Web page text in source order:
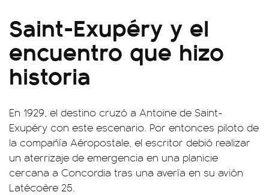
Saint-Exupéry y el
encuentro que hizo
historia
En 1929, el destino cruzó a Antoine de Saint-
Exupéry con este escenario. Por entonces piloto de
la compañía Aéropostale, el escritor debió realizar
un aterrizaje de emergencia en una planicie
cercana a Concordia tras una avería en su avión
Latécoère 25.